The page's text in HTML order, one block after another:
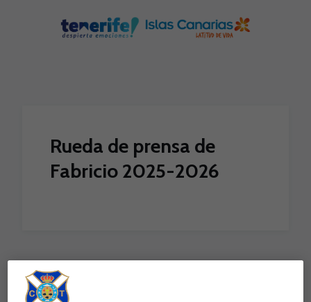
Rueda de prensa de
Fabricio 2025-2026